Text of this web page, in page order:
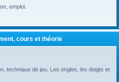
emploi.
cours et théorie
technique de jeu. Les ongles, les doigts et